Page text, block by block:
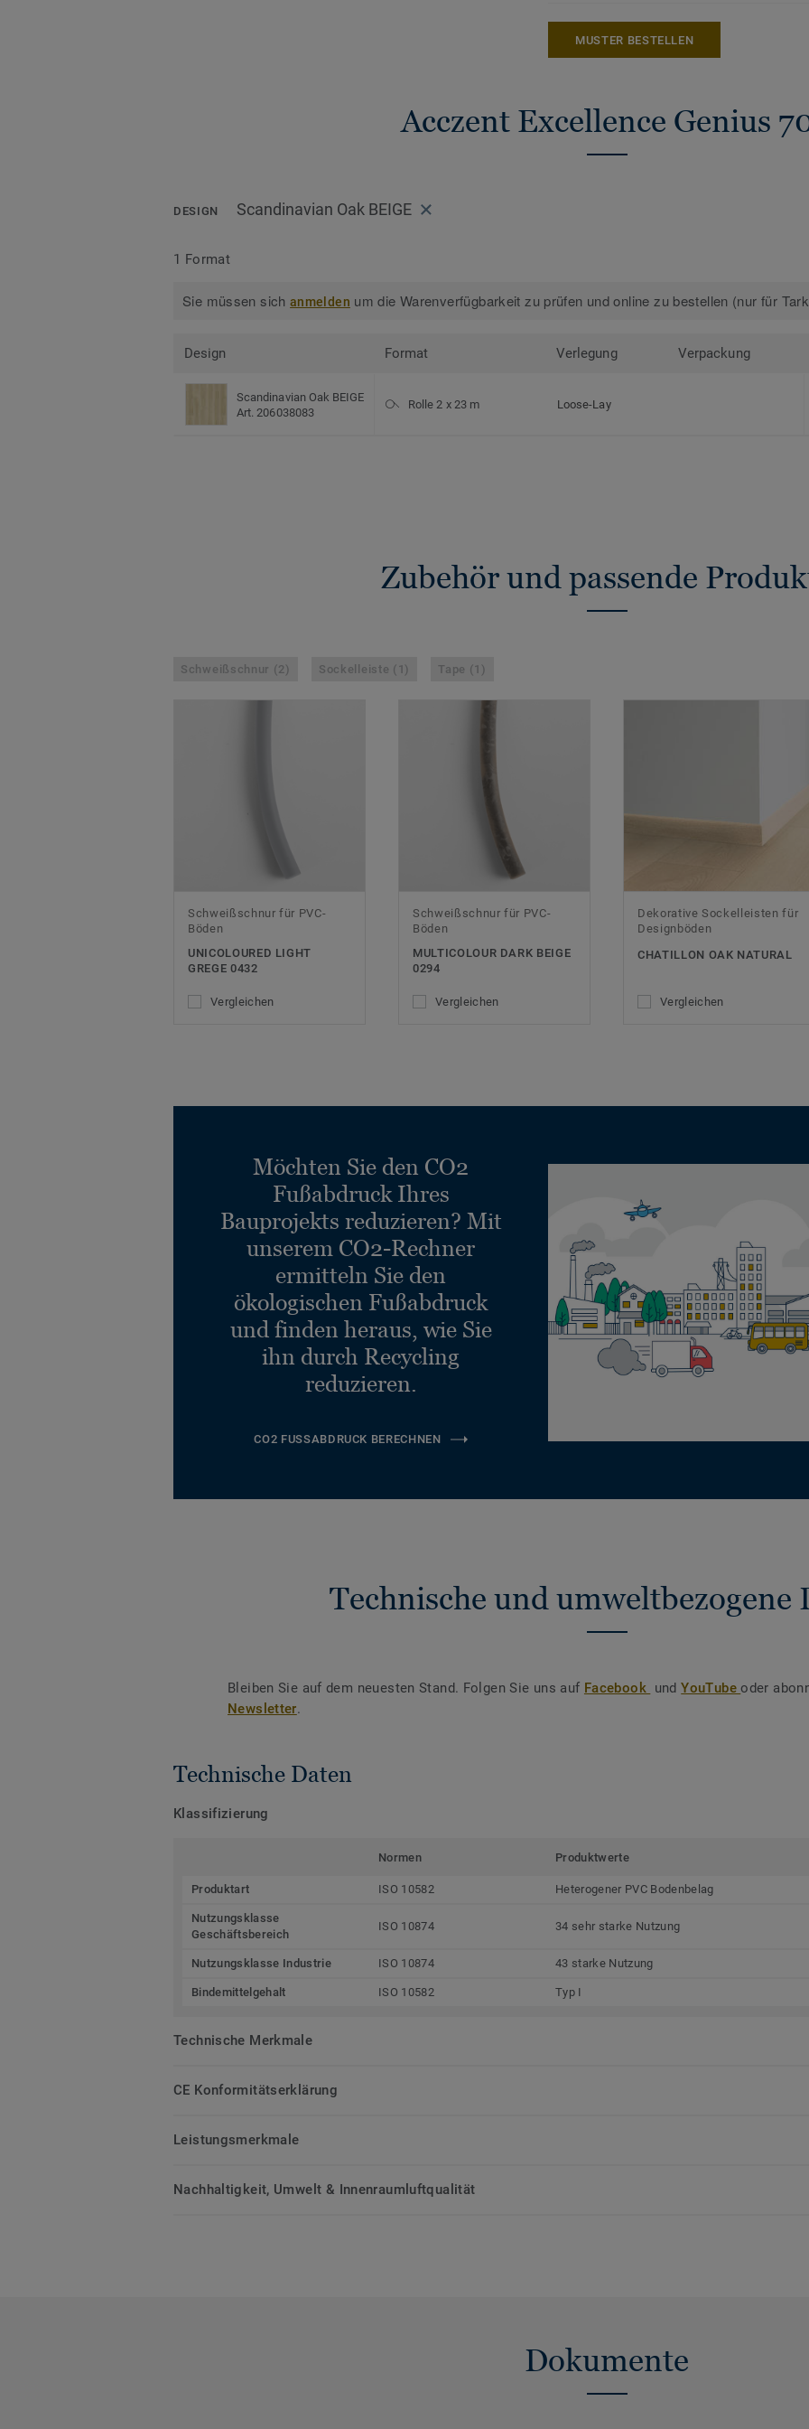
nach dem Gebrauch.
MUSTER BESTELLEN
Acczent Excellence Genius
DESIGN Scandinavian Oak BEIGE
1 Format
Sie müssen sichanmelden um die Warenverfügbarkeit zu prüfen und online zu bestellen (nur für
Design Format Verlegung Verpackung
Scandinavian Oak BEIGE
Art. 206038083
Rolle 2 x 23 m Loose-Lay
Zubehör und passende
Schweißschnur (2) Sockelleiste (1) Tape (1)
Schweißschnur für PVC-
Böden
UNICOLOURED LIGHT
GREGE 0432
Vergleichen
Schweißschnur für PVC-
Böden
MULTICOLOUR DARK BEIGE
0294
Vergleichen
Dekorative Sockelleisten für
Designböden
CHATILLON OAK NATURAL
Vergleichen
Möchten Sie den CO2
Fußabdruck Ihres
Bauprojekts reduzieren? Mit
unserem CO2-Rechner
ermitteln Sie den
ökologischen Fußabdruck
und finden heraus, wie Sie
ihn durch Recycling
reduzieren.
CO2 FUSSABDRUCK BERECHNEN
Technische und umweltbezogene
Bleiben Sie auf dem neuesten Stand. Folgen Sie uns auf Facebook undYouTubeoder
Newsletter.
Technische Daten
Klassifizierung
Normen Produktwerte
Produktart ISO 10582 Heterogener PVC Bodenbelag
Nutzungsklasse
Geschäftsbereich
ISO 10874 34 sehr starke Nutzung
Nutzungsklasse Industrie ISO 10874 43 starke Nutzung
Bindemittelgehalt ISO 10582 Typ I
Technische Merkmale
CE Konformitätserklärung
Leistungsmerkmale
Nachhaltigkeit, Umwelt & Innenraumluftqualität
Dokumente